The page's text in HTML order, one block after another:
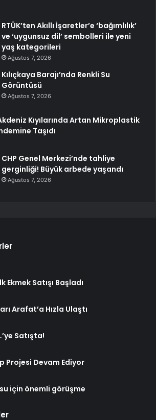
RTÜK’ten Akıllı İşaretler’e ‘bağımlılık’
ve ‘uygunsuz dil’ sembolleri ile yeni
yaş kategorileri
Ağustos 7, 2026
Kılıçkaya Barajı’nda Renkli Su
Görüntüsü
Ağustos 7, 2026
Kıyılarında Artan Mikroplastik
Taşıdı
CHP Genel Merkezi’nde tahliye
gerginliği! Büyük arbede yaşandı
Ağustos 7, 2026
Ekmek Satışı Başladı
Arafat’a Hızla Ulaştı
Satışta!
Projesi Devam Ediyor
için önemli görüşme